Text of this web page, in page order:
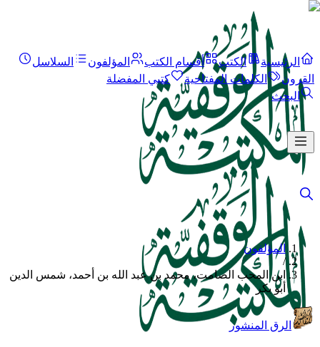
الرئيسية الكتب أقسام الكتب المؤلفون
السلاسل
القرون
الكلمات المفتاحية
كتبي المفضلة
البحث
المؤلفون
/
ابن المحب الصامت، محمد بن عبد الله بن أحمد، شمس الدين
أبو بكر
الرق المنشور